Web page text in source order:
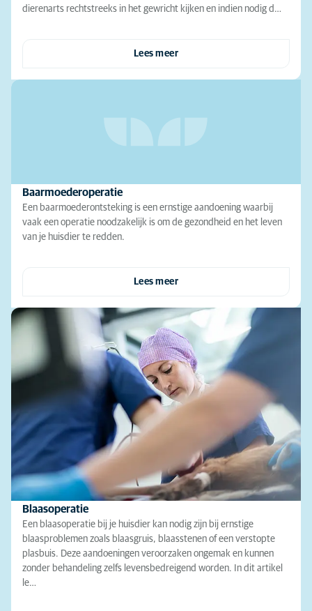
dierenarts rechtstreeks in het gewricht kijken en indien nodig d…
Lees meer
Baarmoederoperatie
Een baarmoederontsteking is een ernstige aandoening waarbij
vaak een operatie noodzakelijk is om de gezondheid en het leven
van je huisdier te redden.
Lees meer
Blaasoperatie
Een blaasoperatie bij je huisdier kan nodig zijn bij ernstige
blaasproblemen zoals blaasgruis, blaasstenen of een verstopte
plasbuis. Deze aandoeningen veroorzaken ongemak en kunnen
zonder behandeling zelfs levensbedreigend worden. In dit artikel
le…